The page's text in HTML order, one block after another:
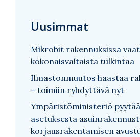
Uusimmat
Mikrobit rakennuksissa
kokonaisvaltaista tulkintaa
Ilmastonmuutos haastaa
– toimiin ryhdyttävä nyt
Ympäristöministeriö
asetuksesta
korjausrakentamisen